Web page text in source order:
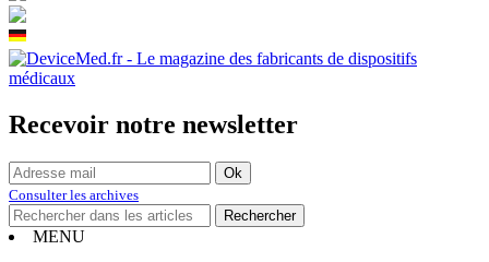
Recevoir notre newsletter
Consulter les archives
MENU